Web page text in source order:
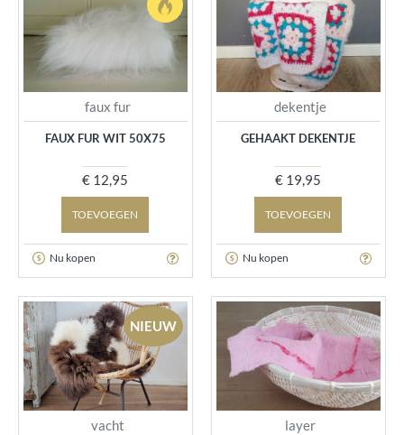
faux fur
FAUX FUR WIT 50X75
€ 12,95
TOEVOEGEN
Nu kopen
dekentje
GEHAAKT DEKENTJE
€ 19,95
TOEVOEGEN
Nu kopen
NIEUW
vacht layer